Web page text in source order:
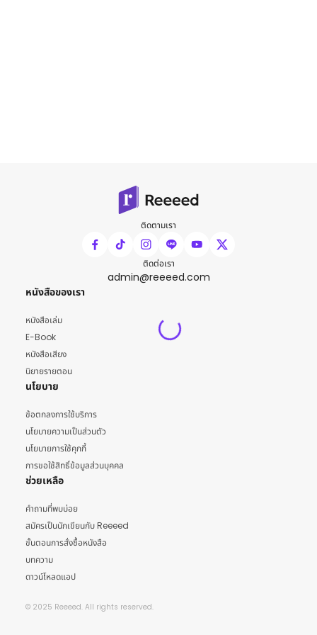
ติดตามเรา
ติดต่อเรา
admin@reeeed.com
หนังสือของเรา
หนังสือเล่ม
E-Book
หนังสือเสียง
นิยายรายตอน
นโยบาย
ข้อตกลงการใช้บริการ
นโยบายความเป็นส่วนตัว
นโยบายการใช้คุกกี้
การขอใช้สิทธิ์ข้อมูลส่วนบุคคล
ช่วยเหลือ
คำถามที่พบบ่อย
สมัครเป็นนักเขียนกับ Reeeed
ขั้นตอนการสั่งซื้อหนังสือ
บทความ
ดาวน์โหลดแอป
© 2025 Reeeed. All rights reserved.